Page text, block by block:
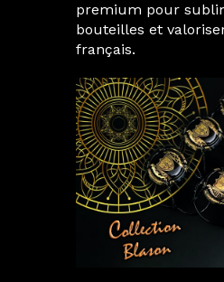
premium pour
bouteilles et
français.